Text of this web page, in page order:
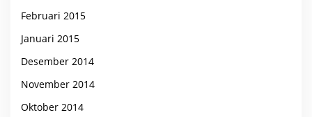
Februari 2015
Januari 2015
Desember 2014
November 2014
Oktober 2014